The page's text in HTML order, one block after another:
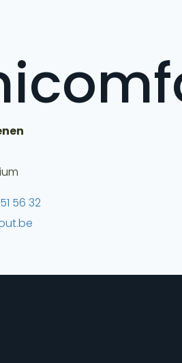
56 32